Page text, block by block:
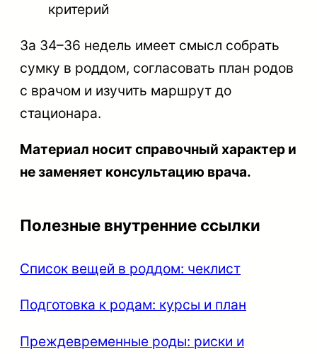
критерий
За 34–36 недель имеет смысл собрать
сумку в роддом, согласовать план родов
с врачом и изучить маршрут до
стационара.
Материал носит справочный характер и
не заменяет консультацию врача.
Полезные внутренние ссылки
Список вещей в роддом: чеклист
Подготовка к родам: курсы и план
Преждевременные роды: риски и